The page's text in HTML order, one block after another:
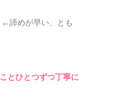
←諦めが早い、とも
とひとつずつ丁寧に